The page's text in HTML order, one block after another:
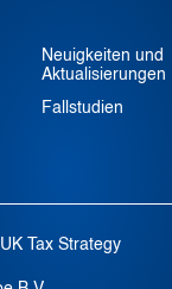
Neuigkeiten und
Aktualisierungen
Fallstudien
UK Tax Strategy